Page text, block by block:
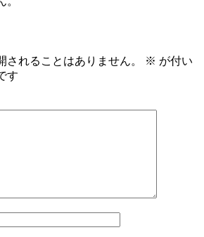
されることはありません。 ※ が付い
す